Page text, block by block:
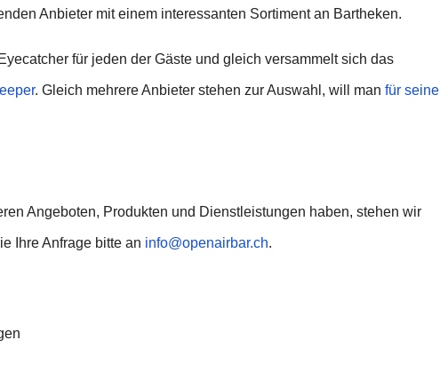
Anbieter mit einem interessanten Sortiment an Bartheken.
für jeden der Gäste und gleich versammelt sich das
. Gleich mehrere Anbieter stehen zur Auswahl, will man für seine
Angeboten, Produkten und Dienstleistungen haben, stehen wir
Ihre Anfrage bitte an info@openairbar.ch.